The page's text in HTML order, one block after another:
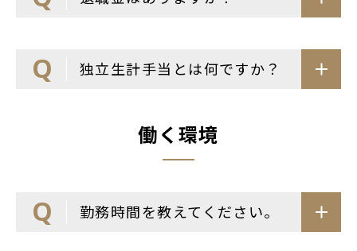
独立生計手当とは何ですか？
働く環境
勤務時間を教えてください。